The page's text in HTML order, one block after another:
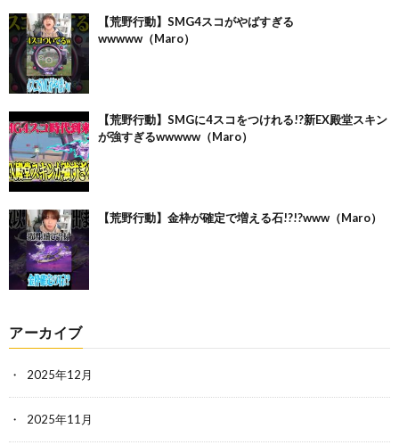
【荒野行動】SMG4スコがやばすぎる
wwwww（Maro）
【荒野行動】SMGに4スコをつけれる!?新EX殿堂スキン
が強すぎるwwwww（Maro）
【荒野行動】金枠が確定で増える石!?!?www（Maro）
アーカイブ
2025年12月
2025年11月